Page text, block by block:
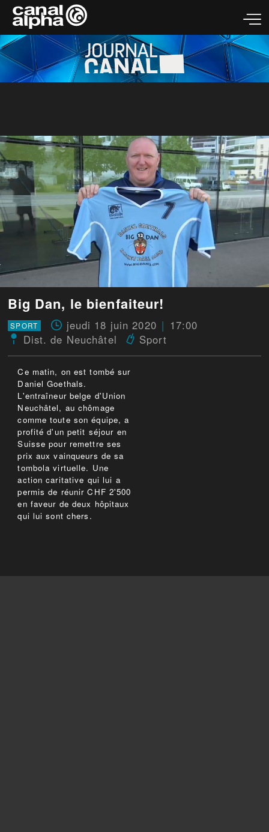
Big Dan, le bienfaiteur!
SPORT jeudi 18 juin 2020
17:00
Dist. de Neuchâtel
Sport
Ce matin, on est tombé sur
Daniel Goethals.
L'entraîneur belge d'Union
Neuchâtel, au chômage
comme toute son équipe, a
profité d'un petit séjour en
Suisse pour remettre ses
prix aux vainqueurs de sa
tombola virtuelle. Une
action caritative qui lui a
permis de réunir CHF 2'500
en faveur de deux hôpitaux
qui lui sont chers.